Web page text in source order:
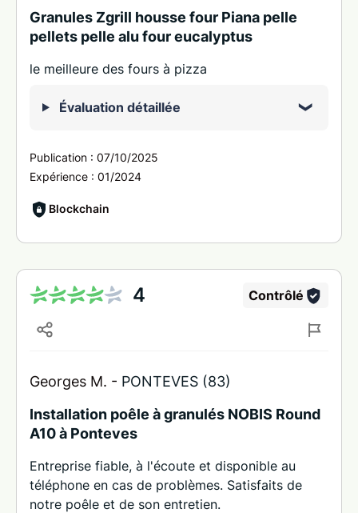
Granules Zgrill housse four Piana pelle
pellets pelle alu four eucalyptus
le meilleure des fours à pizza
Évaluation détaillée
Publication : 07/10/2025
Expérience : 01/2024
Blockchain
4 Contrôlé
Georges M. - PONTEVES (83)
Installation poêle à granulés NOBIS Round
A10 à Ponteves
Entreprise fiable, à l'écoute et disponible au
téléphone en cas de problèmes. Satisfaits de
notre poêle et de son entretien.